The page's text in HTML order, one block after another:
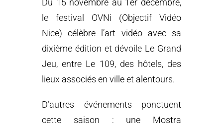
Du 15 novembre au 1er décembre,
le festival OVNi (Objectif Vidéo
Nice) célèbre l’art vidéo avec sa
dixième édition et dévoile Le Grand
Jeu, entre Le 109, des hôtels, des
lieux associés en ville et alentours.
D’autres événements ponctuent
cette saison : une Mostra